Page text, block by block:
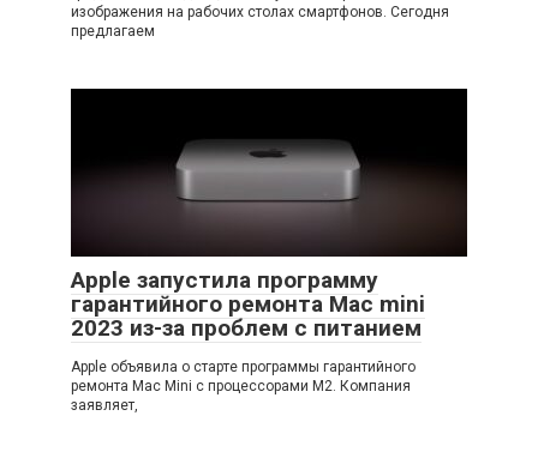
изображения на рабочих столах смартфонов. Сегодня
предлагаем
Apple запустила программу
гарантийного ремонта Mac mini
2023 из-за проблем с питанием
Apple объявила о старте программы гарантийного
ремонта Mac Mini с процессорами M2. Компания
заявляет,